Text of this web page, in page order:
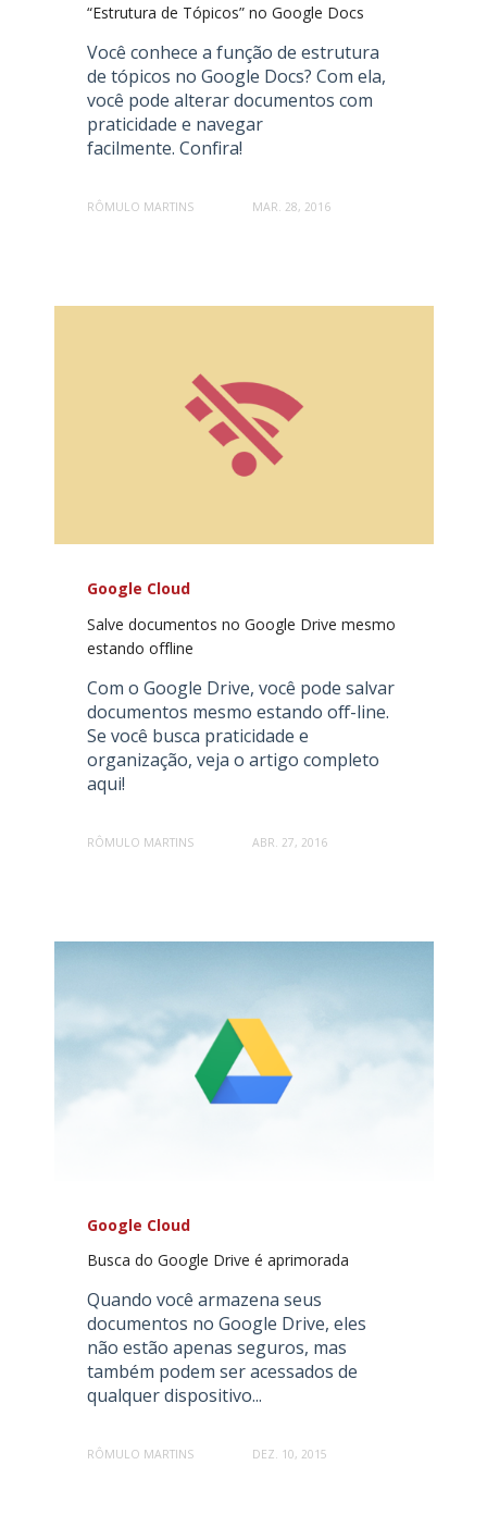
“Estrutura de Tópicos” no Google Docs
Você conhece a função de estrutura
de tópicos no Google Docs? Com ela,
você pode alterar documentos com
praticidade e navegar
facilmente. Confira!
RÔMULO MARTINS MAR. 28, 2016
Google Cloud
Salve documentos no Google Drive mesmo
estando offline
Com o Google Drive, você pode salvar
documentos mesmo estando off-line.
Se você busca praticidade e
organização, veja o artigo completo
aqui!
RÔMULO MARTINS ABR. 27, 2016
Google Cloud
Busca do Google Drive é aprimorada
Quando você armazena seus
documentos no Google Drive, eles
não estão apenas seguros, mas
também podem ser acessados de
qualquer dispositivo...
RÔMULO MARTINS DEZ. 10, 2015